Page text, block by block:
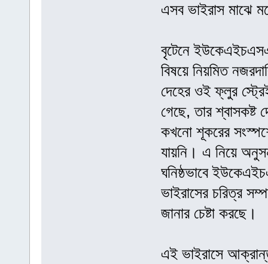
এসব ভাইরাস মাঝে
বৃটেনে
বিষয়ে নিয়মিত
দেহের ওই ফ্লুর
গেছে, তার শ্বাসকষ্ট
কখনো শূকরের
যায়নি। এ নিয়ে
ঘনিষ্ঠভাবে
ভাইরাসের চরিত্র
জানার চেষ্টা করছে।
এই ভাইরাসে